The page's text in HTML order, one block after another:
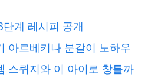
계 레시피 공개
아르베키나 분갈이 노하우
스퀴지와 이 아이로 창틀까